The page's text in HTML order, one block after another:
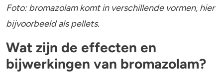
Mag je autorijden na bromazolam?
Is bromazolam na drugs gevaarlijk?
Foto: bromazolam komt in verschillende vormen, hier
bijvoorbeeld als pellets.
Wat zijn de effecten en
bijwerkingen van bromazolam?